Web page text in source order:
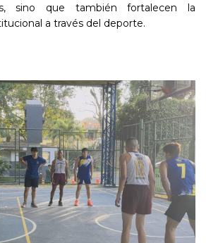
sino que también fortalecen la
a través del deporte.